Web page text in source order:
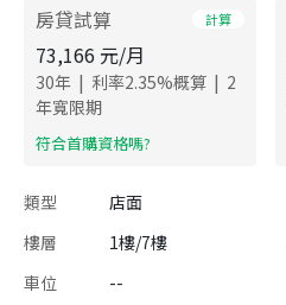
房貸試算 計算
73,166 元/月
30年 | 利率2.35%概算 | 2
年寬限期
​符合首購資格嗎?
類型 店面
樓層
1樓/7樓
車位
--